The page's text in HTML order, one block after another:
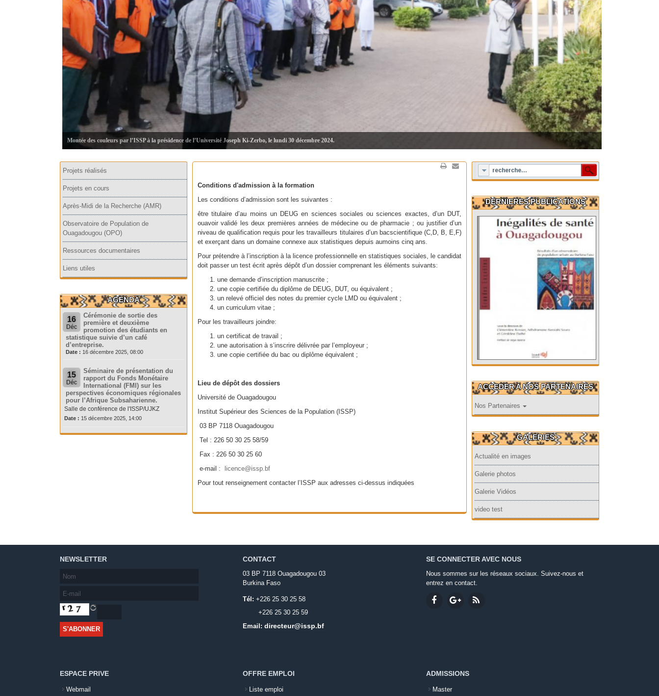
Montée des couleurs par l’ISSP à la présidence de l’Université Joseph Ki-Zerbo, le lundi 30 décembre 2024.
Conditions d'admission à la formation
Les conditions d’admission sont les suivantes :
être titulaire d’au moins un DEUG en sciences sociales ou sciences exactes, d’un DUT,
ouavoir validé les deux premières années de médecine ou de pharmacie ; ou justifier d’un
niveau de qualification requis pour les travailleurs titulaires d’un bacscientifique (C,D, B, E,F)
et exerçant dans un domaine connexe aux statistiques depuis aumoins cinq ans.
Pour prétendre à l’inscription à la licence professionnelle en statistiques sociales, le candidat
doit passer un test écrit après dépôt d’un dossier comprenant les éléments suivants:
une demande d’inscription manuscrite ;
une copie certifiée du diplôme de DEUG, DUT, ou équivalent ;
un relevé officiel des notes du premier cycle LMD ou équivalent ;
un curriculum vitae ;
Pour les travailleurs joindre:
un certificat de travail ;
une autorisation à s’inscrire délivrée par l’employeur ;
une copie certifiée du bac ou diplôme équivalent ;
Lieu de dépôt des dossiers
Université de Ouagadougou
Institut Supérieur des Sciences de la Population (ISSP)
03 BP 7118 Ouagadougou
Tel : 226 50 30 25 58/59
Fax : 226 50 30 25 60
e-mail :
licence@issp.bf
Pour tout renseignement contacter l’ISSP aux adresses ci-dessus indiquées
Projets réalisés
Projets en cours
Après-Midi de la Recherche (AMR)
Observatoire de Population de
Ouagadougou (OPO)
Ressources documentaires
Liens utiles
AGENDA
16
Déc
Cérémonie de sortie des
première et deuxième
promotion des étudiants en
statistique suivie d’un café
d’entreprise.
Date : 16 décembre 2025, 08:00
15
Déc
Séminaire de présentation du
rapport du Fonds Monétaire
International (FMI) sur les
perspectives économiques régionales
pour l’Afrique Subsaharienne.
Salle de conférence de l'ISSP/UJKZ
Date : 15 décembre 2025, 14:00
DERNIERES PUBLICATIONS
ACCEDER A NOS PARTENAIRES
Nos Partenaires
GALERIES
Actualité en images
Galerie photos
Galerie Vidéos
video test
NEWSLETTER CONTACT
03 BP 7118 Ouagadougou 03
Burkina Faso
Tél:+226 25 30 25 58
+226 25 30 25 59
Email:directeur@issp.bf
SE CONNECTER AVEC NOUS
Nous sommes sur les réseaux sociaux. Suivez-nous et
entrez en contact.
ESPACE PRIVE
Webmail
OFFRE EMPLOI
Liste emploi
ADMISSIONS
Master